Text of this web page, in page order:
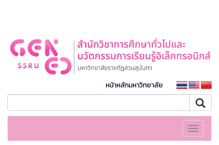
หน้าหลักมหาวิทยาลัย
Toggle